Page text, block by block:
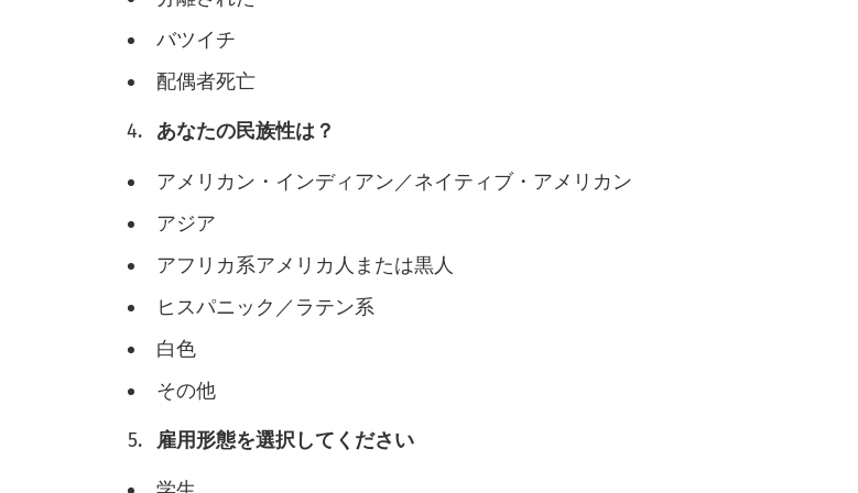
バツイチ
配偶者死亡
あなたの民族性は？
アメリカン・インディアン／ネイティブ・アメリカン
アジア
アフリカ系アメリカ人または黒人
ヒスパニック／ラテン系
白色
その他
雇用形態を選択してください